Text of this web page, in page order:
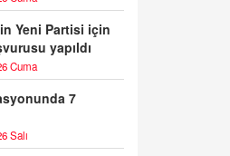
Yeni Partisi için
yapıldı
Cuma
7
Salı